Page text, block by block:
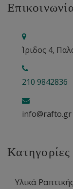
Ίριδος 4,
210 9842836
info@rafto.gr
Υλικά Ραπτικής